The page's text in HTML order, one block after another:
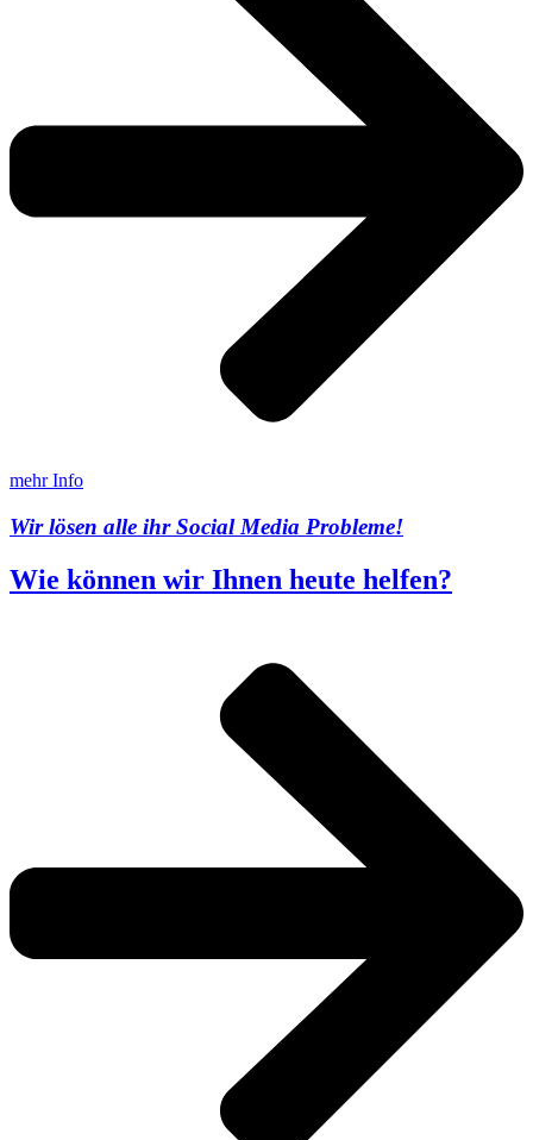
mehr Info
Wir lösen alle ihr Social Media Probleme!
Wie können wir Ihnen heute helfen?